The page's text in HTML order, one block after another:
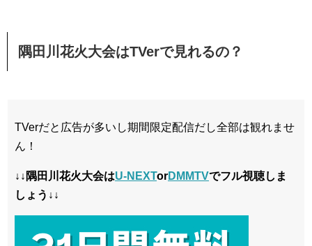
隅田川花火大会はTVerで見れるの？
TVerだと広告が多いし期間限定配信だし全部は観れませ
ん！
↓↓隅田川花火大会はU-NEXTorDMMTVでフル視聴しま
しょう↓↓